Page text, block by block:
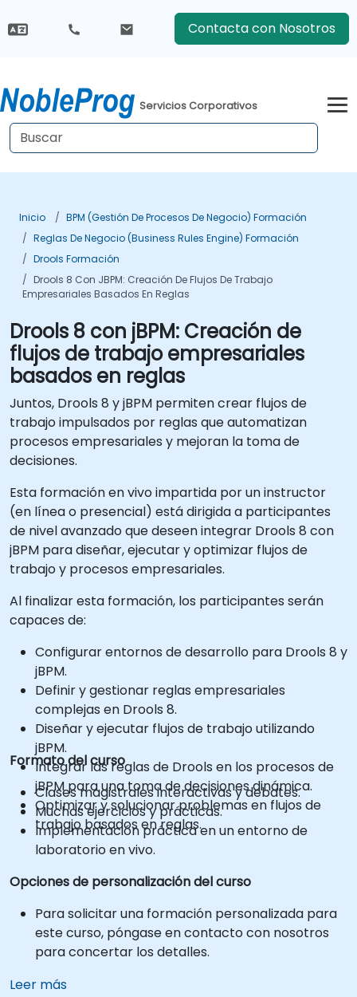
Contacta con Nosotros
Servicios Corporativos
Inicio
BPM (Gestión De Procesos De Negocio) Formación
Reglas De Negocio (Business Rules Engine) Formación
Drools Formación
Drools 8 Con JBPM: Creación De Flujos De Trabajo
Empresariales Basados En Reglas
Drools 8 con jBPM: Creación de
flujos de trabajo empresariales
basados en reglas
Juntos, Drools 8 y jBPM permiten crear flujos de
trabajo impulsados por reglas que automatizan
procesos empresariales y mejoran la toma de
decisiones.
Esta formación en vivo impartida por un instructor
(en línea o presencial) está dirigida a participantes
de nivel avanzado que deseen integrar Drools 8 con
jBPM para diseñar, ejecutar y optimizar flujos de
trabajo y procesos empresariales.
Al finalizar esta formación, los participantes serán
capaces de:
Configurar entornos de desarrollo para Drools 8 y
jBPM.
Definir y gestionar reglas empresariales
complejas en Drools 8.
Diseñar y ejecutar flujos de trabajo utilizando
jBPM.
Integrar las reglas de Drools en los procesos de
jBPM para una toma de decisiones dinámica.
Optimizar y solucionar problemas en flujos de
trabajo basados en reglas.
Formato del curso
Clases magistrales interactivas y debates.
Muchas ejercicios y prácticas.
Implementación práctica en un entorno de
laboratorio en vivo.
Opciones de personalización del curso
Para solicitar una formación personalizada para
este curso, póngase en contacto con nosotros
para concertar los detalles.
Leer más